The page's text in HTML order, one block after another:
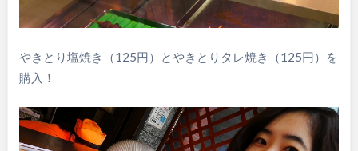
やきとり塩焼き（125円）とやきとりタレ焼き（125円）を
購入！